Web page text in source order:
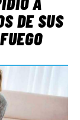
DE SUS